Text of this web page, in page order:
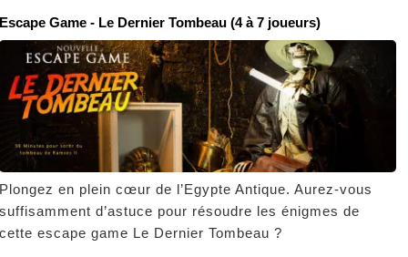
Game - Le Dernier Tombeau (4 à 7 joueurs)
en plein cœur de l’Egypte Antique. Aurez-vous
d’astuce pour résoudre les énigmes de
escape game Le Dernier Tombeau ?